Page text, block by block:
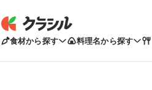
食材から探す 料理名から探す